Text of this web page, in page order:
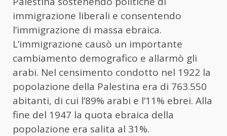
immigrazione liberali e consentendo
l’immigrazione di massa ebraica.
L’immigrazione causò un importante
cambiamento demografico e allarmò gli
arabi. Nel censimento condotto nel 1922 la
popolazione della Palestina era di 763.550
abitanti, di cui l’89% arabi e l’11% ebrei. Alla
fine del 1947 la quota ebraica della
popolazione era salita al 31%.